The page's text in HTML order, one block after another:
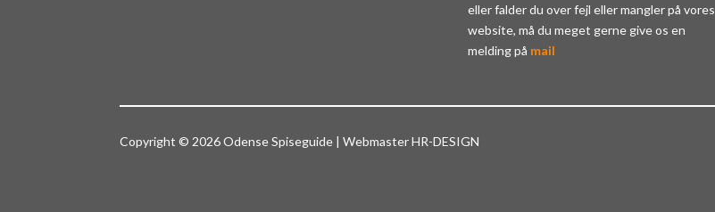
eller falder du over fejl eller mangler på vores
website, må du meget gerne give os en
melding på mail
Copyright © 2026 Odense Spiseguide | Webmaster HR-DESIGN